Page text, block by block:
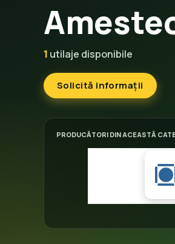
1 utilaje disponibile
Solicită informații
PRODUCĂTORI DIN ACEASTĂ